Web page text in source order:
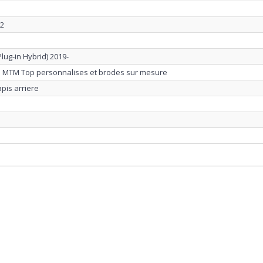
in Hybrid) 2019-
Top personnalises et brodes sur mesure
arriere